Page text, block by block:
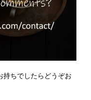
持ちでしたらどうぞお